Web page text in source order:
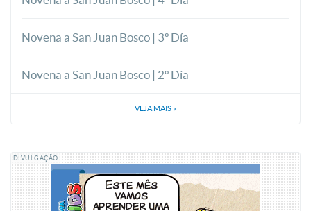
Novena a San Juan Bosco | 3º Día
Novena a San Juan Bosco | 2º Día
VEJA MAIS »
DIVULGAÇÃO